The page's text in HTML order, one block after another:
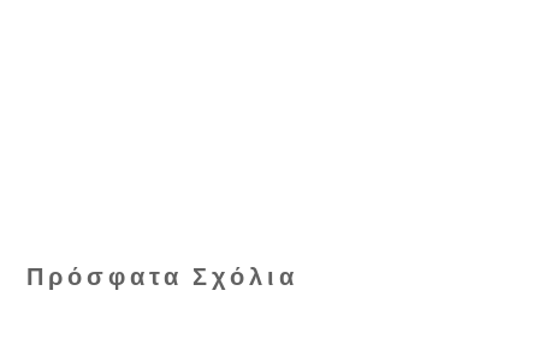
Πρόσφατα Σχόλια